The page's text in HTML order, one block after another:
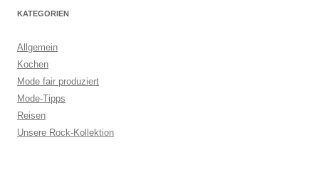
KATEGORIEN
Allgemein
Kochen
Mode fair produziert
Mode-Tipps
Reisen
Unsere Rock-Kollektion